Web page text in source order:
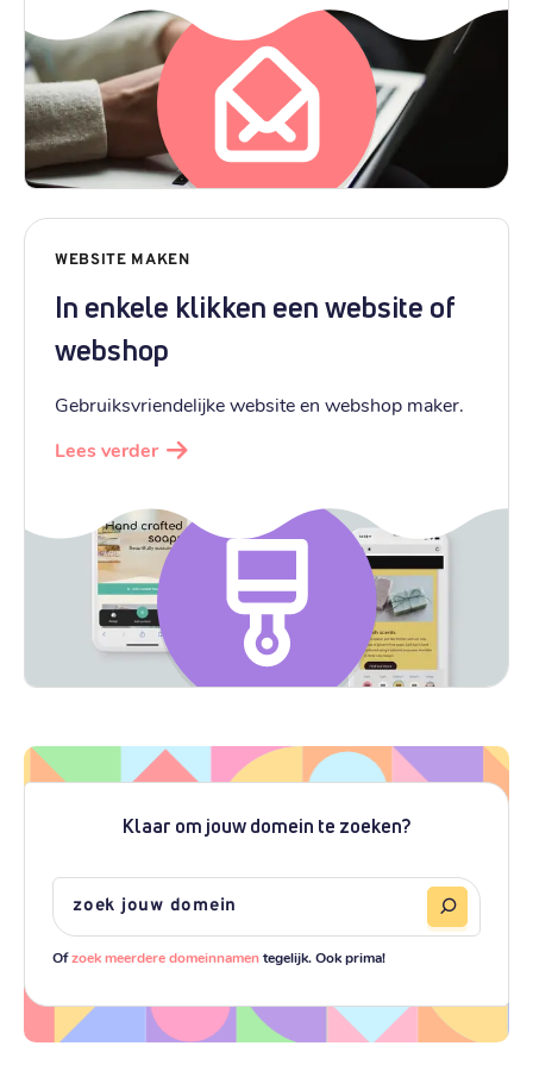
WEBSITE MAKEN
In enkele klikken een website of
webshop
Gebruiksvriendelijke website en webshop maker.
Lees verder
Klaar om jouw domein te zoeken?
Ofzoek meerdere domeinnamentegelijk. Ook prima!